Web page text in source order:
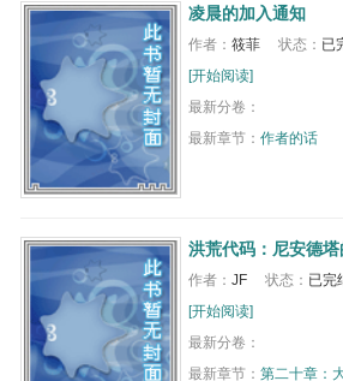
凌晨的加入通知
作者： 筱菲 状态： 已
[开始阅读]
最新分卷：
最新章节： 作者的话
洪荒代码：尼安德
作者： JF 状态： 已完
[开始阅读]
最新分卷：
最新章节： 第二十章：